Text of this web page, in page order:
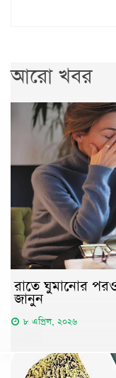
আরো খবর
রাতে ঘুমানোর
জানুন
৮ এপ্রিল, ২০২৬